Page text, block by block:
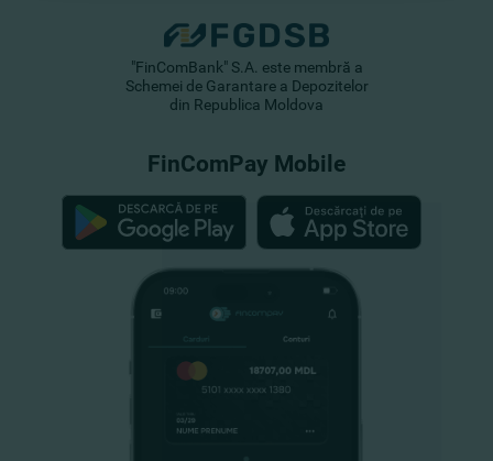
"FinComBank" S.A. este membră a
Schemei de Garantare a Depozitelor
din Republica Moldova
FinComPay Mobile